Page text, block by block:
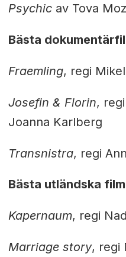
Psychicav Tova
Bästa
Fraemling, regi
Josefin & Florin,
Joanna Karlberg
Transnistra, regi
Bästa utländska
Kapernaum, regi
Marriage story, regi